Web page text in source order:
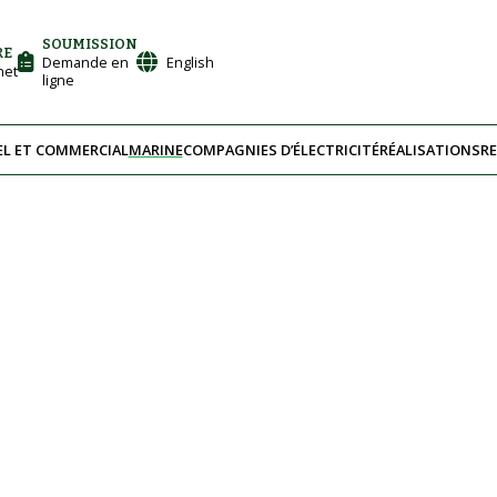
SOUMISSION
Demande en
ligne
English
ET COMMERCIALMARINECOMPAGNIES D’ÉLECTRICITÉRÉALISATIONS